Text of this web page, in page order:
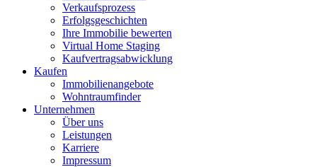
Verkaufsprozess
Erfolgsgeschichten
Ihre Immobilie bewerten
Virtual Home Staging
Kaufvertragsabwicklung
Kaufen
Immobilienangebote
Wohntraumfinder
Unternehmen
Über uns
Leistungen
Karriere
Impressum